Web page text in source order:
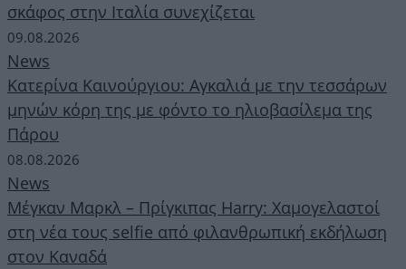
σκάφος στην Ιταλία συνεχίζεται
09.08.2026
News
Κατερίνα Καινούργιου: Αγκαλιά με την τεσσάρων
μηνών κόρη της με φόντο το ηλιοβασίλεμα της
Πάρου
08.08.2026
News
Μέγκαν Μαρκλ – Πρίγκιπας Harry: Χαμογελαστοί
στη νέα τους selfie από φιλανθρωπική εκδήλωση
στον Καναδά